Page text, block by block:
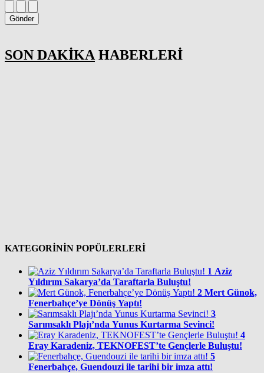
Gönder
SON DAKİKA HABERLERİ
KATEGORİNİN POPÜLERLERİ
1 Aziz
Yıldırım Sakarya’da Taraftarla Buluştu!
2 Mert Günok,
Fenerbahçe’ye Dönüş Yaptı!
3
Sarımsaklı Plajı’nda Yunus Kurtarma Sevinci!
4
Eray Karadeniz, TEKNOFEST’te Gençlerle Buluştu!
5
Fenerbahçe, Guendouzi ile tarihi bir imza attı!